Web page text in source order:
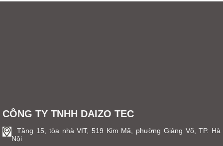
CÔNG TY TNHH DAIZO TEC
Tầng 15, tòa nhà VIT, 519 Kim Mã, phường Giảng Võ, TP. Hà
Nội